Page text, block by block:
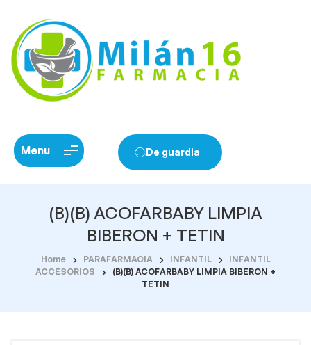
Menu De guardia
(B)(B) ACOFARBABY LIMPIA
BIBERON + TETIN
Home PARAFARMACIA INFANTIL
INFANTIL
ACCESORIOS
(B)(B) ACOFARBABY LIMPIA BIBERON +
TETIN